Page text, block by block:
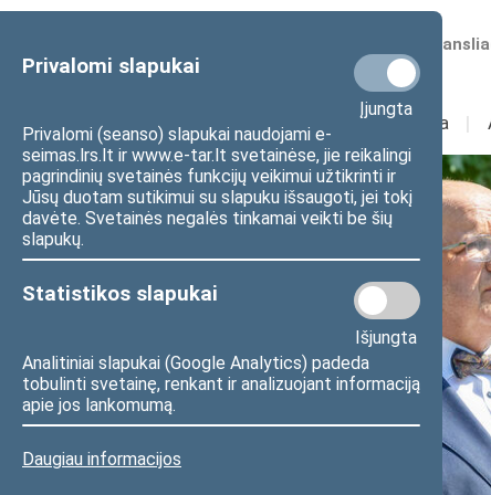
Privalomi slapukai
Įjungta
Privalomi (seanso) slapukai naudojami e-
seimas.lrs.lt ir www.e-tar.lt svetainėse, jie reikalingi
pagrindinių svetainės funkcijų veikimui užtikrinti ir
Jūsų duotam sutikimui su slapuku išsaugoti, jei tokį
davėte. Svetainės negalės tinkamai veikti be šių
slapukų.
Statistikos slapukai
Išjungta
Analitiniai slapukai (Google Analytics) padeda
tobulinti svetainę, renkant ir analizuojant informaciją
apie jos lankomumą.
Daugiau informacijos
Numatomos
Sudėtis Veikla I